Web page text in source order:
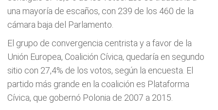
una mayoría de escaños, con 239 de los 460 de la
cámara baja del Parlamento.
El grupo de convergencia centrista y a favor de la
Unión Europea, Coalición Cívica, quedaría en segundo
sitio con 27,4% de los votos, según la encuesta. El
partido más grande en la coalición es Plataforma
Cívica, que gobernó Polonia de 2007 a 2015.